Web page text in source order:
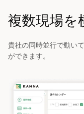
複数現場を
貴社の同時並行で動い
ができます。